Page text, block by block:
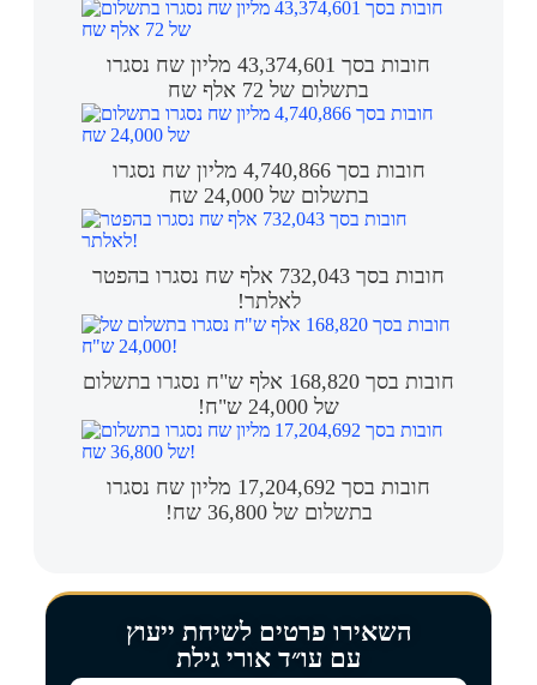
חובות בסך 43,374,601 מליון שח נסגרו
בתשלום של 72 אלף שח
חובות בסך 4,740,866 מליון שח נסגרו
בתשלום של 24,000 שח
חובות בסך 732,043 אלף שח נסגרו בהפטר
לאלתר!
חובות בסך 168,820 אלף ש"ח נסגרו בתשלום
של 24,000 ש"ח!
חובות בסך 17,204,692 מליון שח נסגרו
בתשלום של 36,800 שח!
השאירו פרטים לשיחת ייעוץ
עם עו״ד אורי גילת